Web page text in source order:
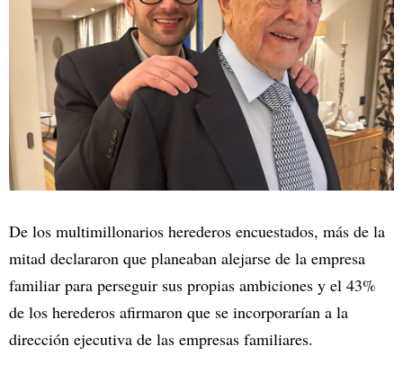
De los multimillonarios herederos encuestados, más de la
mitad declararon que planeaban alejarse de la empresa
familiar para perseguir sus propias ambiciones y el 43%
de los herederos afirmaron que se incorporarían a la
dirección ejecutiva de las empresas familiares.